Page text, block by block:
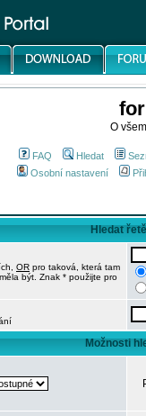
O
FAQ Hledat
Osobní nastavení
Hledat
OR pro taková, která tam
být. Znak * použijte pro
Možnosti